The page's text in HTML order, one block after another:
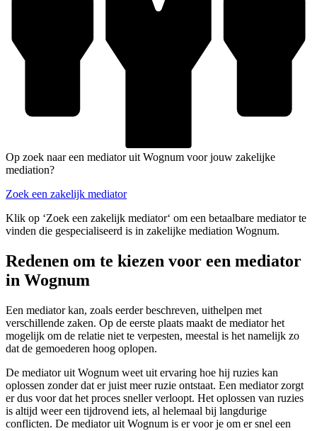
Op zoek naar een mediator uit Wognum voor jouw zakelijke
mediation?
Zoek een zakelijk mediator
Klik op ‘Zoek een zakelijk mediator‘ om een betaalbare mediator te
vinden die gespecialiseerd is in zakelijke mediation Wognum.
Redenen om te kiezen voor een mediator
in Wognum
Een mediator kan, zoals eerder beschreven, uithelpen met
verschillende zaken. Op de eerste plaats maakt de mediator het
mogelijk om de relatie niet te verpesten, meestal is het namelijk zo
dat de gemoederen hoog oplopen.
De mediator uit Wognum weet uit ervaring hoe hij ruzies kan
oplossen zonder dat er juist meer ruzie ontstaat. Een mediator zorgt
er dus voor dat het proces sneller verloopt. Het oplossen van ruzies
is altijd weer een tijdrovend iets, al helemaal bij langdurige
conflicten. De mediator uit Wognum is er voor je om er snel een